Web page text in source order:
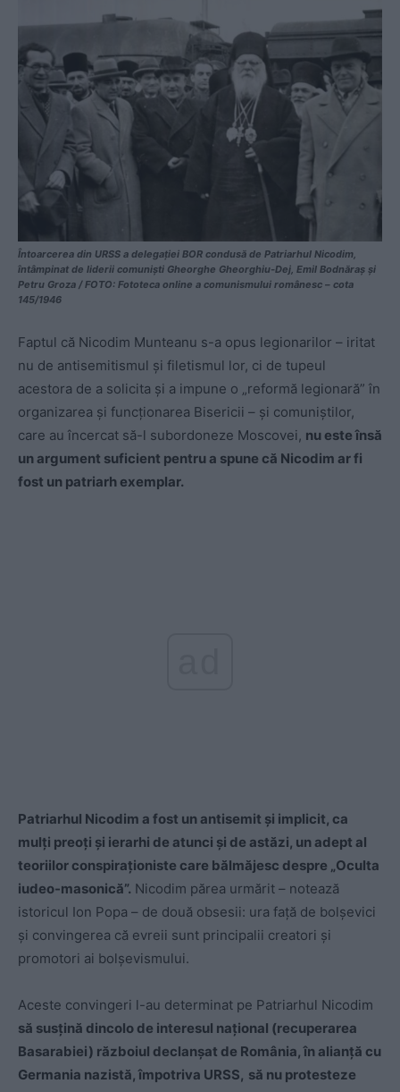
Întoarcerea din URSS a delegaţiei BOR condusă de Patriarhul Nicodim,
întâmpinat de liderii comuniști Gheorghe Gheorghiu-Dej, Emil Bodnăraş şi
Petru Groza / FOTO: Fototeca online a comunismului românesc – cota
145/1946
Faptul că Nicodim Munteanu s-a opus legionarilor – iritat
nu de antisemitismul și filetismul lor, ci de tupeul
acestora de a solicita și a impune o „reformă legionară” în
organizarea și funcționarea Bisericii – și comuniștilor,
care au încercat să-l subordoneze Moscovei, nu este însă
un argument suficient pentru a spune că Nicodim ar fi
fost un patriarh exemplar.
Patriarhul Nicodim a fost un antisemit și implicit, ca
mulți preoți și ierarhi de atunci și de astăzi, un adept al
teoriilor conspiraționiste care bălmăjesc despre „Oculta
iudeo-masonică”. Nicodim părea urmărit – notează
istoricul Ion Popa – de două obsesii: ura față de bolșevici
și convingerea că evreii sunt principalii creatori și
promotori ai bolșevismului.
Aceste convingeri l-au determinat pe Patriarhul Nicodim
să susțină dincolo de interesul național (recuperarea
Basarabiei) războiul declanșat de România, în alianță cu
Germania nazistă, împotriva URSS, să nu protesteze